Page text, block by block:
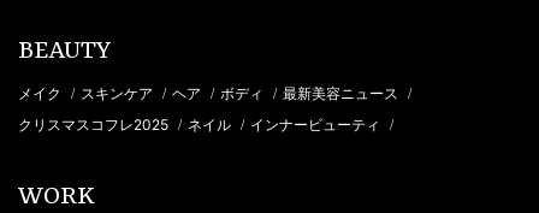
BEAUTY
メイク / スキンケア / ヘア / ボディ / 最新美容ニュース /
クリスマスコフレ2025 / ネイル / インナービューティ /
WORK